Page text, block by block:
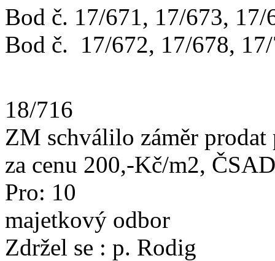
Bod č. 17/671, 17/673, 17/
Bod č. 17/672, 17/678,
18/716
ZM schválilo záměr
za cenu 200,-Kč/m2,
Pro:
majetkový odbor
Zdržel se : p. Rodig